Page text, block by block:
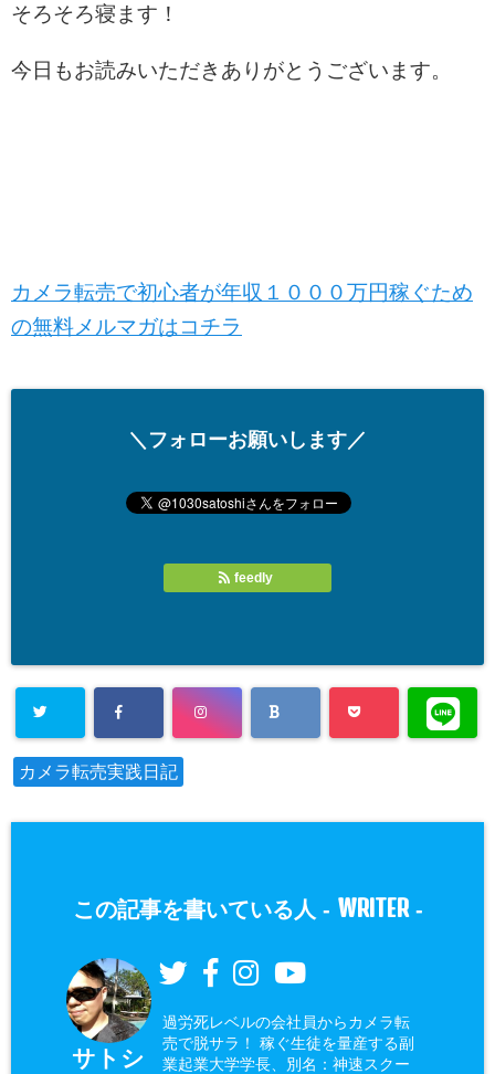
そろそろ寝ます！
今日もお読みいただきありがとうございます。
カメラ転売で初心者が年収１０００万円稼ぐため
の無料メルマガはコチラ
＼フォローお願いします／
feedly
カメラ転売実践日記
この記事を書いている人 - WRITER-
サトシ
過労死レベルの会社員からカメラ転
売で脱サラ！ 稼ぐ生徒を量産する副
業起業大学学長、別名：神速スクー